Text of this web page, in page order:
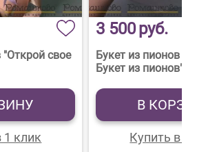
"Открой свое
1 клик
3 500руб.
Букет из пионов
Букет из пионов"
В
Купить в 1